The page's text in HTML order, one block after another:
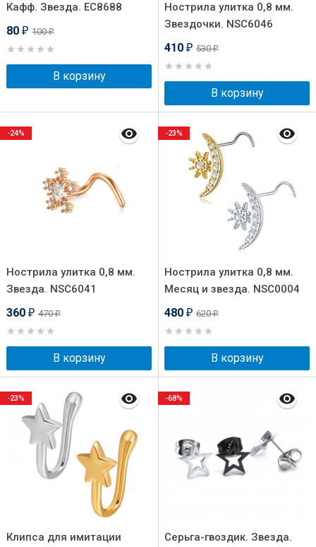
Кафф. Звезда. EC8688
80 ₽ 100₽
В корзину
Нострила улитка 0,8 мм.
Звездочки. NSC6046
410 ₽ 530₽
В корзину
Нострила улитка 0,8 мм.
Звезда. NSC6041
360 ₽ 470₽
В корзину
-24%
Нострила улитка 0,8 мм.
Месяц и звезда. NSC0004
480 ₽ 620₽
В корзину
-23%
Клипса для имитации
-23%
Серьга-гвоздик. Звезда.
-68%